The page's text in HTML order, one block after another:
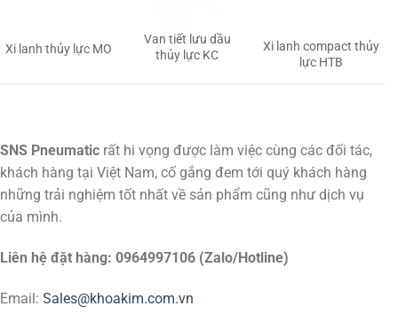
Xi lanh thủy lực MO
Van tiết lưu dầu
thủy lực KC
Xi lanh compact thủy
lực HTB
SNS Pneumatic rất hi vọng được làm việc cùng các đối tác,
khách hàng tại Việt Nam, cố gắng đem tới quý khách hàng
những trải nghiệm tốt nhất về sản phẩm cũng như dịch vụ
của mình.
Liên hệ đặt hàng: 0964997106 (Zalo/Hotline)
Email: Sales@khoakim.com.vn